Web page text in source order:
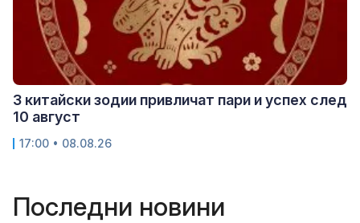
3 китайски зодии привличат пари и успех след
10 август
17:00 • 08.08.26
Последни новини